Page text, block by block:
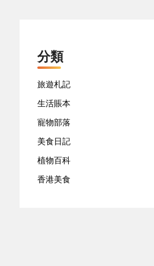
分類
旅遊札記
生活賬本
寵物部落
美食日記
植物百科
香港美食